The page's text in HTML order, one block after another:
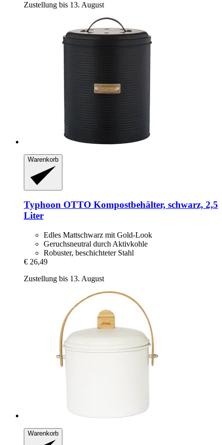
Zustellung bis 13. August
Warenkorb
Typhoon OTTO Kompostbehälter, schwarz, 2,5
Liter
Edles Mattschwarz mit Gold-Look
Geruchsneutral durch Aktivkohle
Robuster, beschichteter Stahl
€ 26,49
Zustellung bis 13. August
Warenkorb